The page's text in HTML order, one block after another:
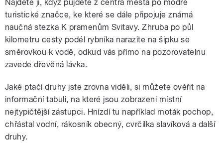
Najdete ji, když půjdete z centra města po modré
turistické značce, ke které se dále připojuje známá
naučná stezka K pramenům Svitavy. Zhruba po půl
kilometru cesty podél rybníka narazíte na šipku se
směrovkou k vodě, odkud vás přímo na pozorovatelnu
zavede dřevěná lávka.
Jaké ptačí druhy jste zrovna viděli, si můžete ověřit na
informační tabuli, na které jsou zobrazeni místní
nejtypičtější zástupci. Hnízdí tu například moták pochop,
chřástal vodní, rákosník obecný, cvrčilka slavíková a další
druhy.